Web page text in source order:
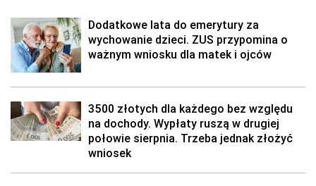
Dodatkowe lata do emerytury za
wychowanie dzieci. ZUS przypomina o
ważnym wniosku dla matek i ojców
3500 złotych dla każdego bez względu
na dochody. Wypłaty ruszą w drugiej
połowie sierpnia. Trzeba jednak złożyć
wniosek